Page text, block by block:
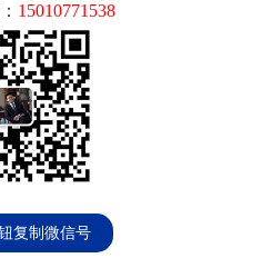
15010771538
复制微信号